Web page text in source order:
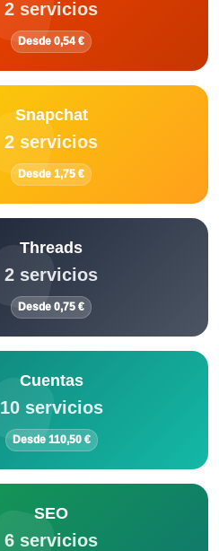
2 servicios
Desde 0,54 €
Snapchat
2 servicios
Desde 1,75 €
Threads
2 servicios
Desde 0,75 €
Cuentas
10 servicios
Desde 110,50 €
SEO
6 servicios